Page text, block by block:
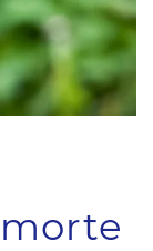
e didei Consorzi
Irrigui e di
irrigui e di
Irrigui e